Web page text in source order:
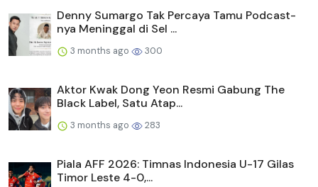
Denny Sumargo Tak Percaya Tamu Podcast-
nya Meninggal di Sel ...
3 months ago 300
Aktor Kwak Dong Yeon Resmi Gabung The
Black Label, Satu Atap...
3 months ago 283
Piala AFF 2026: Timnas Indonesia U-17 Gilas
Timor Leste 4-0,...